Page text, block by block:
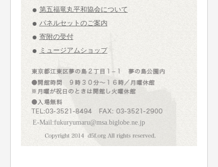
E-Mail:fukuryumaru@msa.biglobe.ne.jp
第五福竜丸平和協会について
パネルセットのご案内
寄附の受付
ミュージアムショップ